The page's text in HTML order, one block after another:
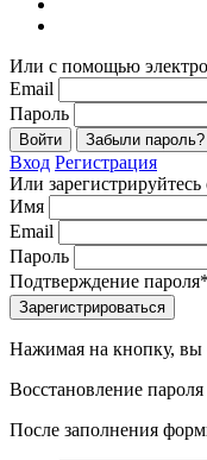
Или с помощью
Email
Пароль
Войти Забыли пароль?
Вход Регистрация
Или
Имя
Email
Пароль
Подтверждение пароля*
Зарегистрироваться
Нажимая на кнопку, вы
Восстановление пароля
После заполнения